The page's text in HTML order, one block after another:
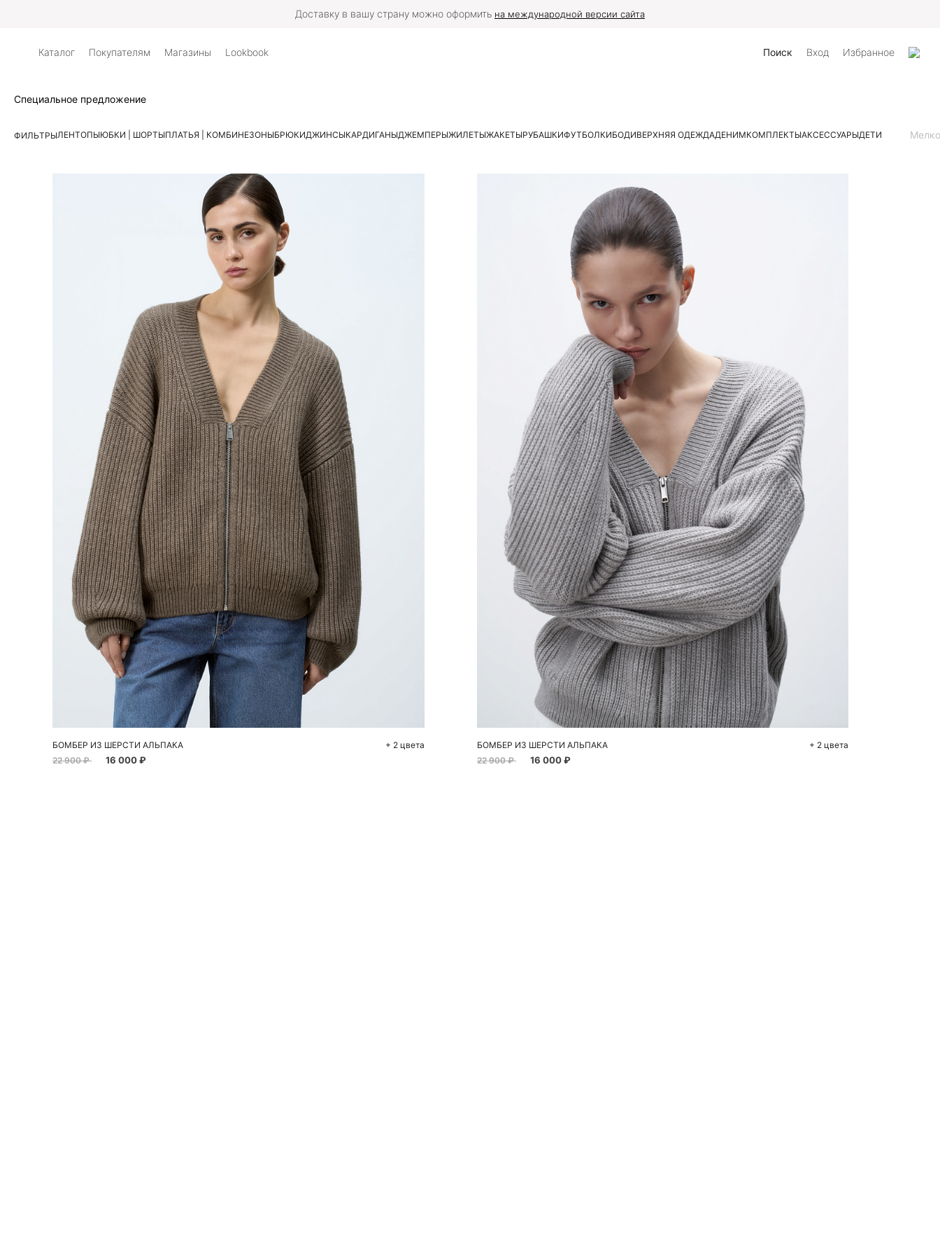
Доставку в вашу страну можно оформить на международной версии сайта
Каталог Покупателям Магазины Lookbook Поиск Вход Избранное
Специальное предложение
ФИЛЬТРЫЛЕНТОПЫЮБКИ | ШОРТЫПЛАТЬЯ | КОМБИНЕЗОНЫБРЮКИДЖИНСЫКАРДИГАНЫДЖЕМПЕРЫЖИЛЕТЫЖАКЕТЫРУБАШКИФУТБОЛКИБОДИВЕРХНЯЯ ОДЕЖДАДЕНИМКОМПЛЕКТЫАКСЕССУАРЫДЕТИ Мелко
Добавить в корзину
S M L
БОМБЕР ИЗ ШЕРСТИ АЛЬПАКА
+ 2 цвета
22 900 ₽
16 000 ₽
Добавить в корзину
S M L
БОМБЕР ИЗ ШЕРСТИ АЛЬПАКА
+ 2 цвета
22 900 ₽
16 000 ₽